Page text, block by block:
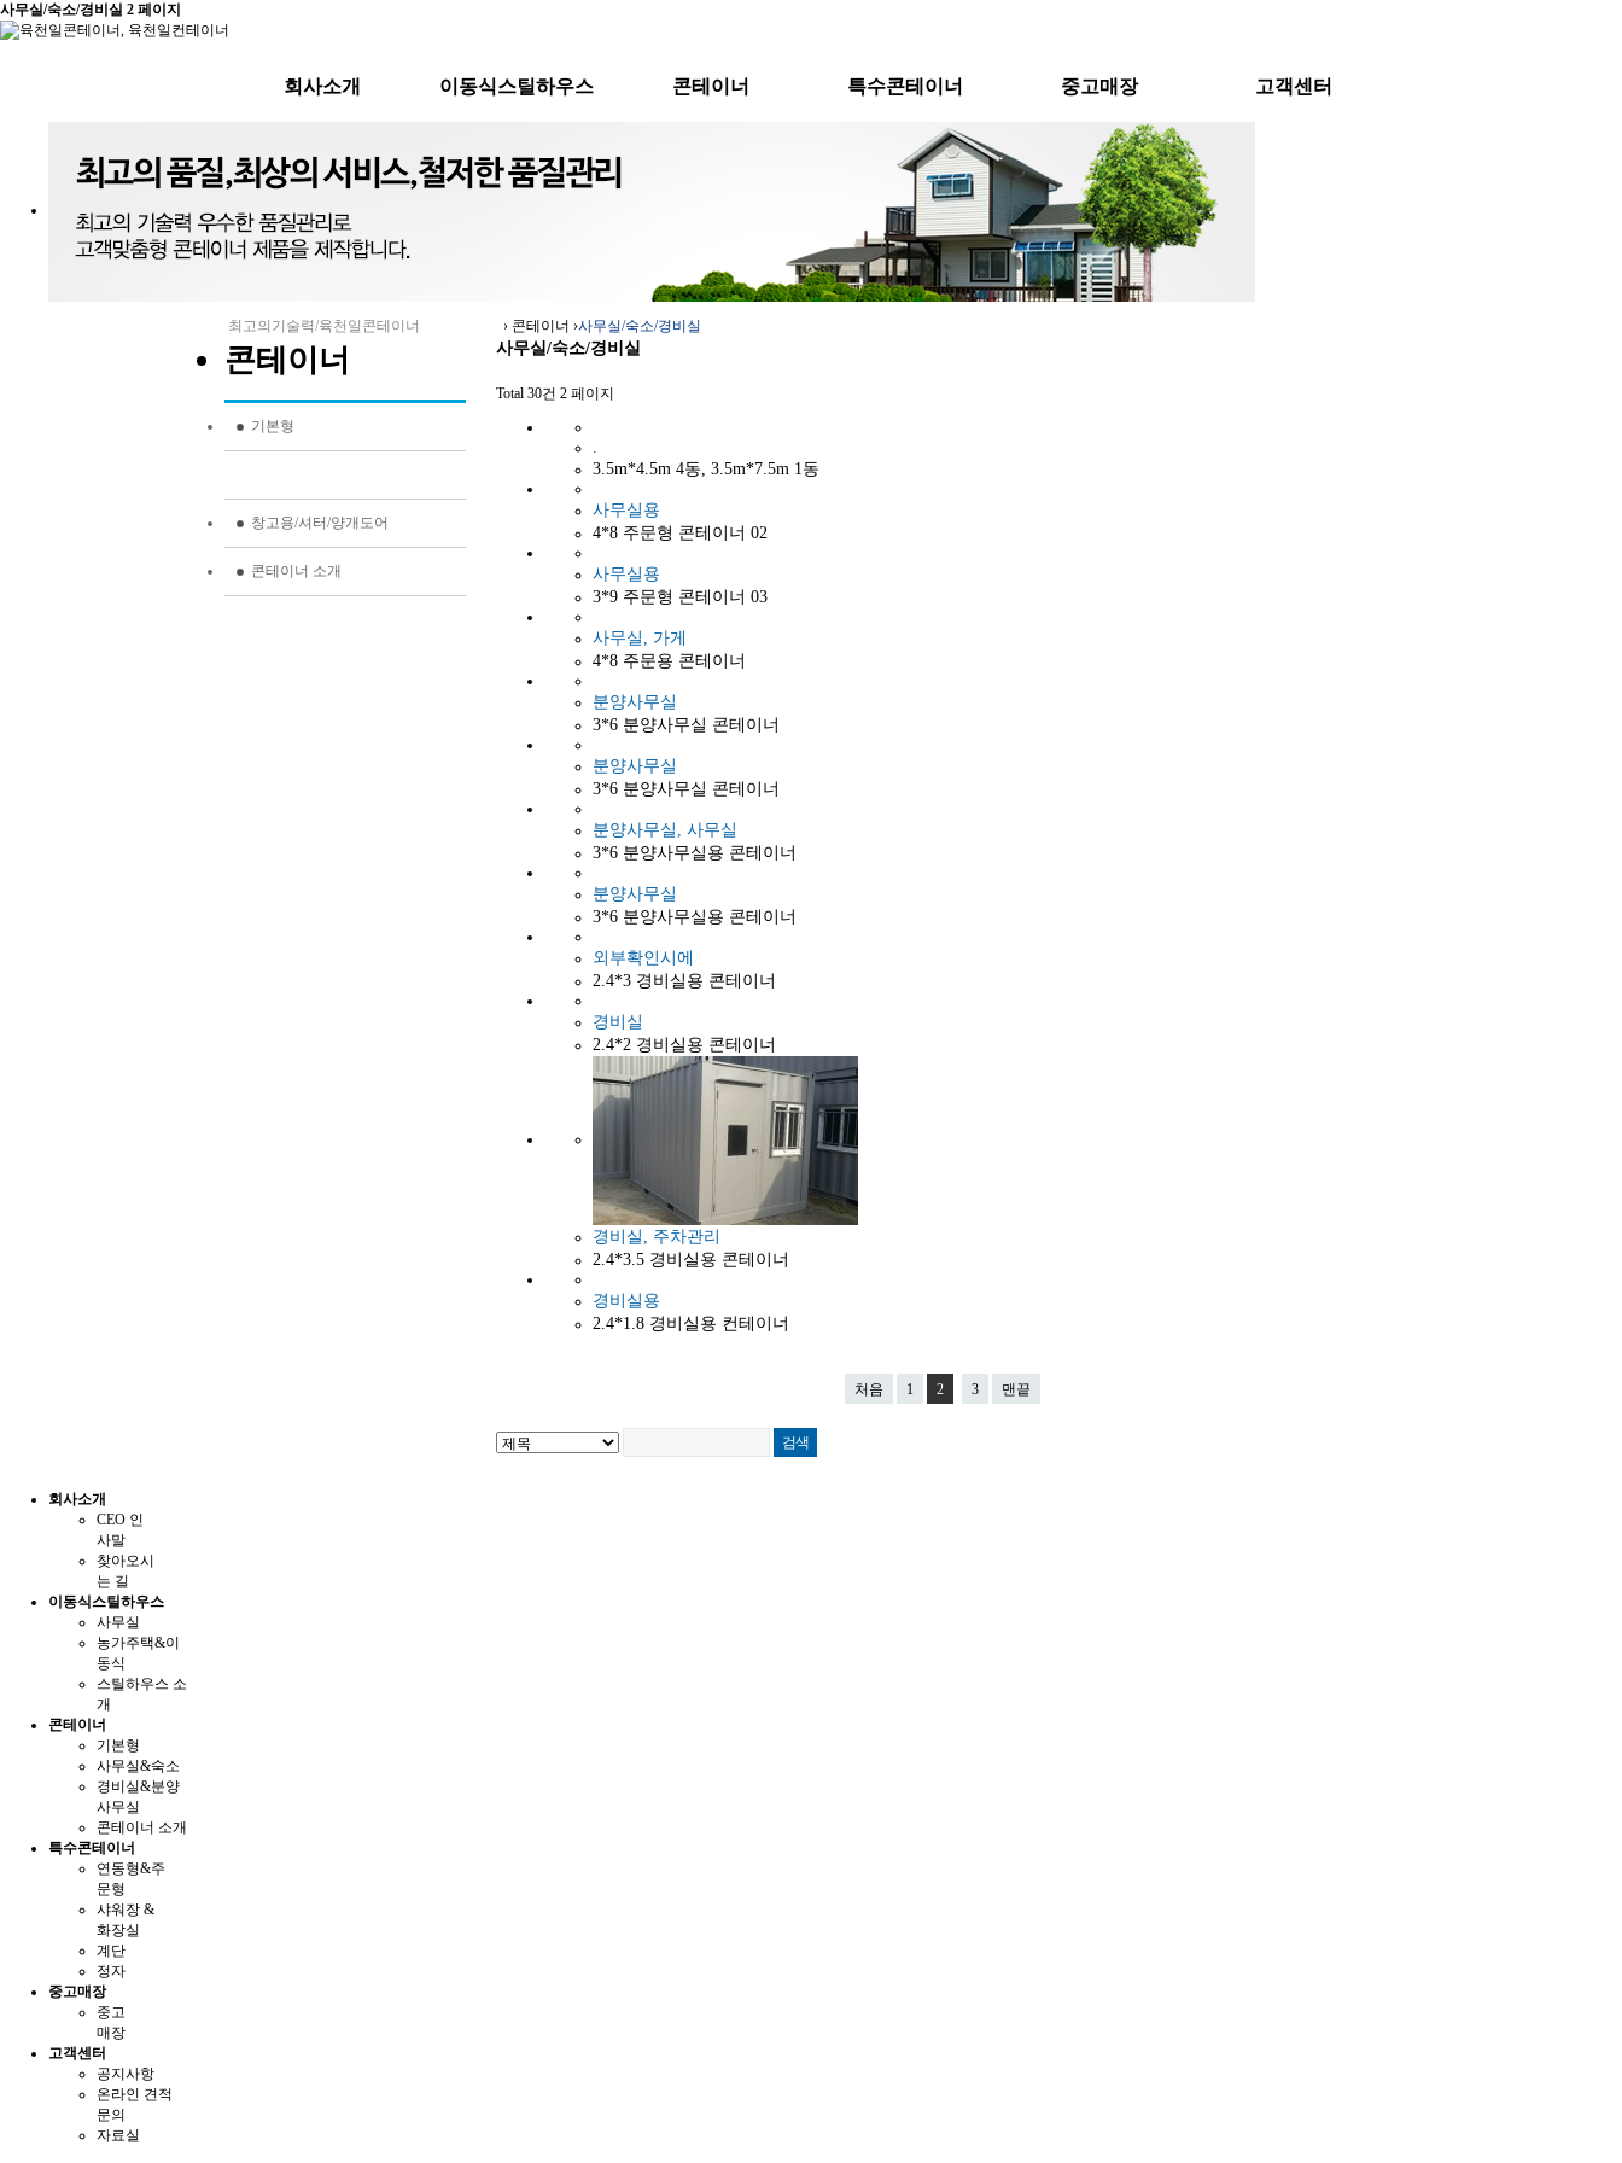
사무실/숙소/경비실 2 페이지
회사소개 이동식스틸하우스 콘테이너 특수콘테이너 중고매장 고객센터
찾아오시는길 사무실/분양사무실/휴게실
연동형콘테이너
특수목적콘테이너
화장실/샤워실
계단/현장작업
중고매장
최고의기술력/육천일콘테이너
콘테이너
기본형
창고용/셔터/양개도어
콘테이너 소개
› 콘테이너 ›사무실/숙소/경비실
사무실/숙소/경비실
Total 30건 2 페이지
3.5m*4.5m 4동, 3.5m*7.5m 1동
사무실용
4*8 주문형 콘테이너 02
사무실용
3*9 주문형 콘테이너 03
사무실, 가게
4*8 주문용 콘테이너
분양사무실
3*6 분양사무실 콘테이너
분양사무실
3*6 분양사무실 콘테이너
분양사무실, 사무실
3*6 분양사무실용 콘테이너
분양사무실
3*6 분양사무실용 콘테이너
외부확인시에
2.4*3 경비실용 콘테이너
경비실
2.4*2 경비실용 콘테이너
경비실, 주차관리
2.4*3.5 경비실용 콘테이너
경비실용
2.4*1.8 경비실용 컨테이너
처음 1 2 3 맨끝
회사소개
CEO 인
사말
찾아오시
는 길
이동식스틸하우스
사무실
농가주택&이
동식
스틸하우스 소
개
콘테이너
기본형
사무실&숙소
경비실&분양
사무실
콘테이너 소개
특수콘테이너
연동형&주
문형
샤워장 &
화장실
계단
정자
중고매장
중고
매장
고객센터
공지사항
온라인 견적
문의
자료실